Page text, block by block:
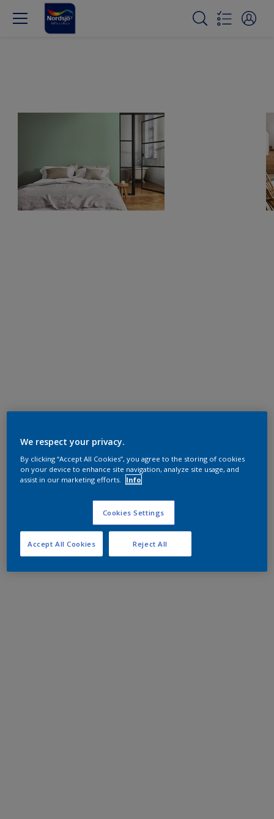
We respect your privacy.
By clicking “Accept All Cookies”, you agree to the storing of cookies
on your device to enhance site navigation, analyze site usage, and
assist in our marketing efforts.
Info
Cookies Settings
Reject All
Accept All Cookies